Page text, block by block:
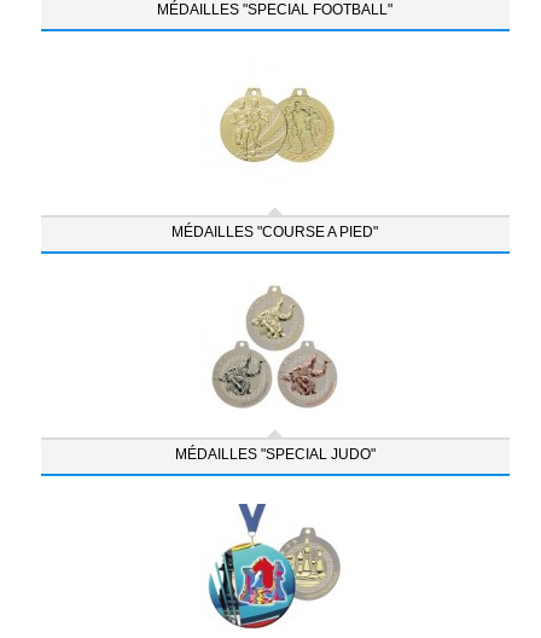
MÉDAILLES "SPECIAL FOOTBALL"
MÉDAILLES "COURSE A PIED"
MÉDAILLES "SPECIAL JUDO"